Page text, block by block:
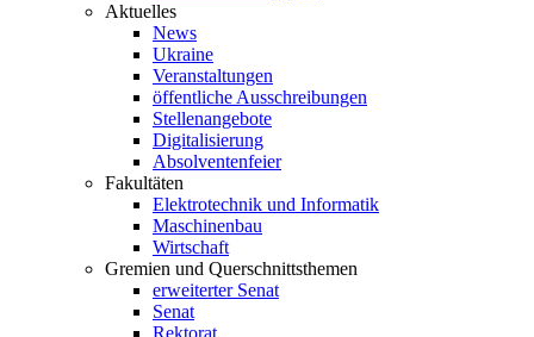
Aktuelles
News
Ukraine
Veranstaltungen
öffentliche Ausschreibungen
Stellenangebote
Digitalisierung
Absolventenfeier
Fakultäten
Elektrotechnik und Informatik
Maschinenbau
Wirtschaft
Gremien und Querschnittsthemen
erweiterter Senat
Senat